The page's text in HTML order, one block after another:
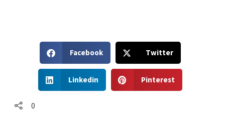
h
a
r
e
Facebook
h
a
Twitter
h
a
Linkedin
h
a
Pinterest
0